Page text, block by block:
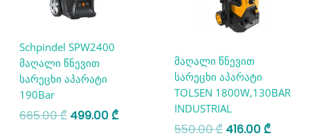
Schpindel SPW2400
მაღალი წნევით
სარეცხი აპარატი
190Bar
665.00₾ 499.00₾
მაღალი წნევით
სარეცხი აპარატი
TOLSEN 1800W,130BAR
INDUSTRIAL
550.00₾ 416.00₾